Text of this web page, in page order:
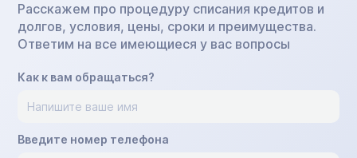
Расскажем про процедуру списания кредитов и
долгов, условия, цены, сроки и преимущества.
Ответим на все имеющиеся у вас вопросы
Как к вам обращаться?
Введите номер телефона